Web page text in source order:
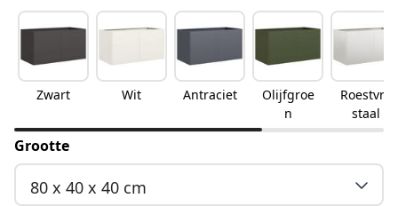
Zwart Wit Antraciet
Olijfgroe
n
Roestvrij
staal
Grootte
80 x 40 x 40 cm